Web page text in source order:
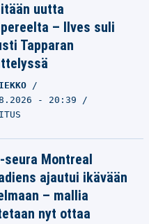
uutta
– Ilves suli
Tapparan
- 20:39
seura Montreal
ajautui ikävään
– mallia
nyt ottaa